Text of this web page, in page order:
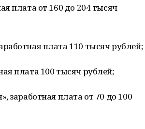
плата от 160 до 204 тысяч
плата 110 тысяч рублей;
плата 100 тысяч рублей;
заработная плата от 70 до 100